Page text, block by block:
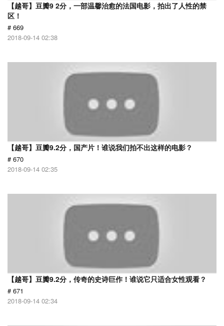
【越哥】豆瓣9 2分，一部温馨治愈的法国电影，拍出了人性的禁
区！
# 669
2018-09-14 02:38
【越哥】豆瓣9.2分，国产片！谁说我们拍不出这样的电影？
# 670
2018-09-14 02:35
【越哥】豆瓣9.2分，传奇的史诗巨作！谁说它只适合女性观看？
# 671
2018-09-14 02:34